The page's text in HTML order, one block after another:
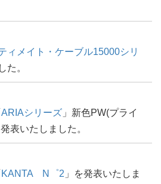
ィメイト・ケーブル15000シリ
た。
ARIAシリーズ 」新色PW(プライ
表いたしました。
KANTA N゜2 」を発表いたしま